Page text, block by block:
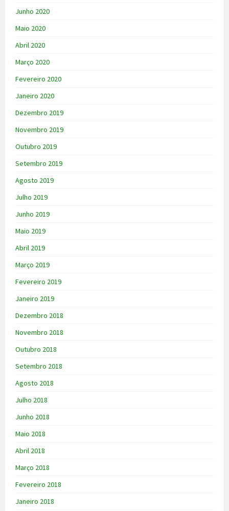
Junho 2020
Maio 2020
Abril 2020
Março 2020
Fevereiro 2020
Janeiro 2020
Dezembro 2019
Novembro 2019
Outubro 2019
Setembro 2019
Agosto 2019
Julho 2019
Junho 2019
Maio 2019
Abril 2019
Março 2019
Fevereiro 2019
Janeiro 2019
Dezembro 2018
Novembro 2018
Outubro 2018
Setembro 2018
Agosto 2018
Julho 2018
Junho 2018
Maio 2018
Abril 2018
Março 2018
Fevereiro 2018
Janeiro 2018